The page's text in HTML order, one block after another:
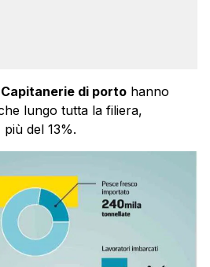
di porto hanno
lungo tutta la filiera,
del 13%.